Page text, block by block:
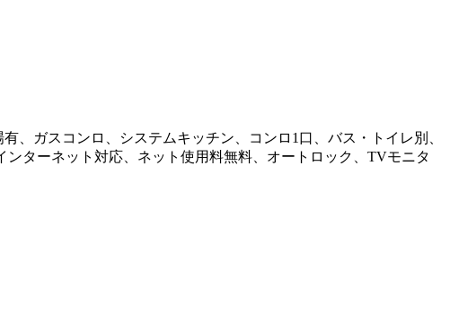
、ガスコンロ、システムキッチン、コンロ1口、バス・トイレ別、
ターネット対応、ネット使用料無料、オートロック、TVモニタ